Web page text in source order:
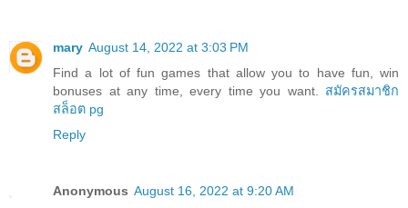
mary August 14, 2022 at 3:03 PM
Find a lot of fun games that allow you to have fun, win
bonuses at any time, every time you want. สมัครสมาชิก
สล็อต pg
Reply
Anonymous August 16, 2022 at 9:20 AM